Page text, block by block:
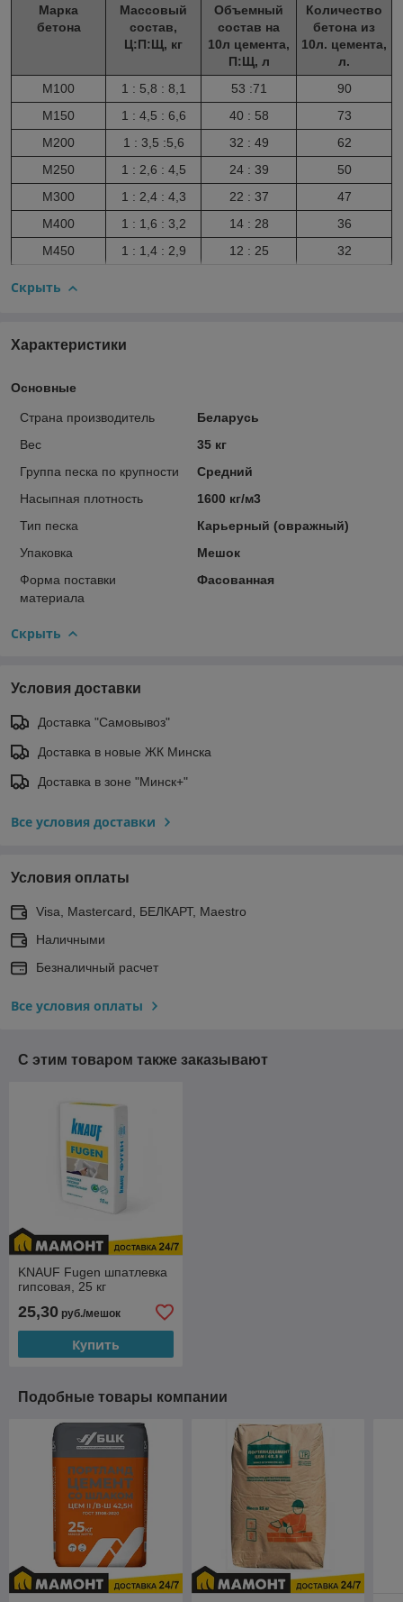
Марка
бетона
Массовый
состав,
Ц:П:Щ, кг
Объемный
состав на
10л цемента,
П:Щ, л
Количество
бетона из
10л. цемента,
л.
М100
1 : 5,8 : 8,1 53 :71
90
М150
1 : 4,5 : 6,6 40 : 58
73
М200
1 : 3,5 :5,6 32 : 49
62
М250
1 : 2,6 : 4,5 24 : 39
50
М300
1 : 2,4 : 4,3 22 : 37
47
М400
1 : 1,6 : 3,2 14 : 28
36
М450
1 : 1,4 : 2,9 12 : 25 32
Скрыть
Характеристики
Основные
Страна производитель
Беларусь
Вес
35 кг
Группа песка по крупности
Средний
Насыпная плотность
1600 кг/м3
Тип песка
Карьерный (овражный)
Упаковка
Мешок
Форма поставки
материала
Фасованная
Скрыть
Условия доставки
Доставка "Самовывоз"
Доставка в новые ЖК Минска
Доставка в зоне "Минск+"
Все условия доставки
Условия оплаты
Visa, Mastercard, БЕЛКАРТ, Maestro
Наличными
Безналичный расчет
Все условия оплаты
С этим товаром также заказывают
KNAUF Fugen шпатлевка
гипсовая, 25 кг
25,30 руб./мешок
Купить
Подобные товары компании